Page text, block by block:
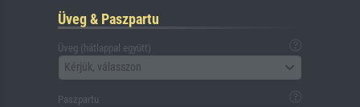
Üveg & Paszpartu
Üveg (hátlappal együtt)
Kérjük, válasszon
Paszpartu